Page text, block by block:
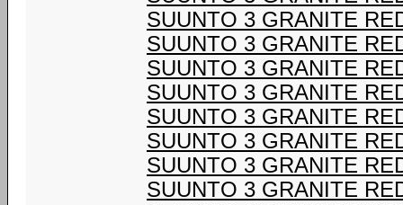
SUUNTO 3 GRANITE
SUUNTO 3 GRANITE
SUUNTO 3 GRANITE
SUUNTO 3 GRANITE
SUUNTO 3 GRANITE
SUUNTO 3 GRANITE
SUUNTO 3 GRANITE
SUUNTO 3 GRANITE